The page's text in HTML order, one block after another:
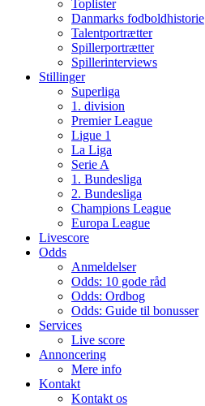
Toplister
Danmarks fodboldhistorie
Talentportrætter
Spillerportrætter
Spillerinterviews
Stillinger
Superliga
1. division
Premier League
Ligue 1
La Liga
Serie A
1. Bundesliga
2. Bundesliga
Champions League
Europa League
Livescore
Odds
Anmeldelser
Odds: 10 gode råd
Odds: Ordbog
Odds: Guide til bonusser
Services
Live score
Annoncering
Mere info
Kontakt
Kontakt os